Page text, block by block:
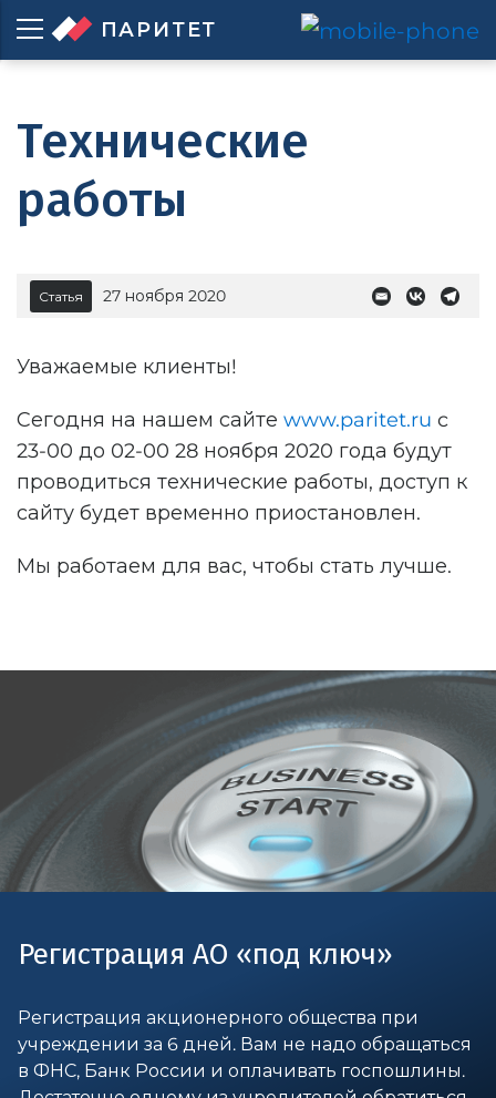
ПАРИТЕТ
Технические
работы
Статья 27 ноября 2020
Уважаемые клиенты!
Сегодня на нашем сайте www.paritet.ru c
23-00 до 02-00 28 ноября 2020 года будут
проводиться технические работы, доступ к
сайту будет временно приостановлен.
Мы работаем для вас, чтобы стать лучше.
Регистрация АО «под ключ»
Регистрация акционерного общества при
учреждении за 6 дней. Вам не надо обращаться
в ФНС, Банк России и оплачивать госпошлины.